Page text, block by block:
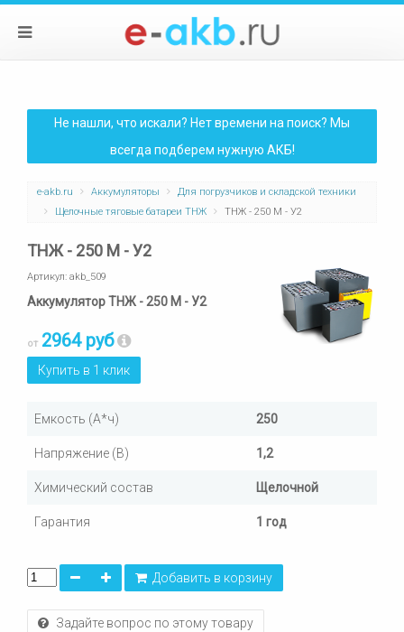
Не нашли, что искали? Нет времени на поиск? Мы
всегда подберем нужную АКБ!
e-akb.ru Аккумуляторы
Для погрузчиков и складской техники
Щелочные тяговые батареи ТНЖ
ТНЖ - 250 М - У2
ТНЖ - 250 М - У2
Артикул: akb_509
Аккумулятор ТНЖ - 250 М - У2
от 2964 руб
Купить в 1 клик
Емкость (А*ч) 250
Напряжение (В) 1,2
Химический состав Щелочной
Гарантия 1 год
Добавить в корзину
Задайте вопрос по этому товару